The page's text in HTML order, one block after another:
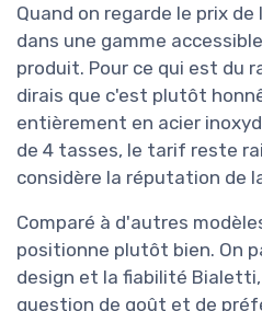
Quand on regarde le prix
dans une gamme
produit. Pour ce qui est du
dirais que c'est plutôt
entièrement en acier
de 4 tasses, le tarif reste
considère la réputation de
Comparé à d'autres
positionne plutôt bien. On
design et la fiabilité
question de goût et de